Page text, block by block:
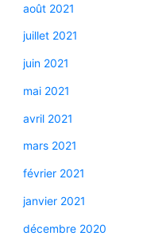
août 2021
juillet 2021
juin 2021
mai 2021
avril 2021
mars 2021
février 2021
janvier 2021
décembre 2020